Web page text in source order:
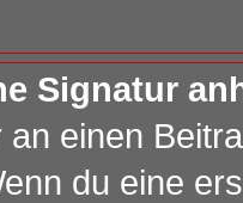
Signatur
an einen
du eine